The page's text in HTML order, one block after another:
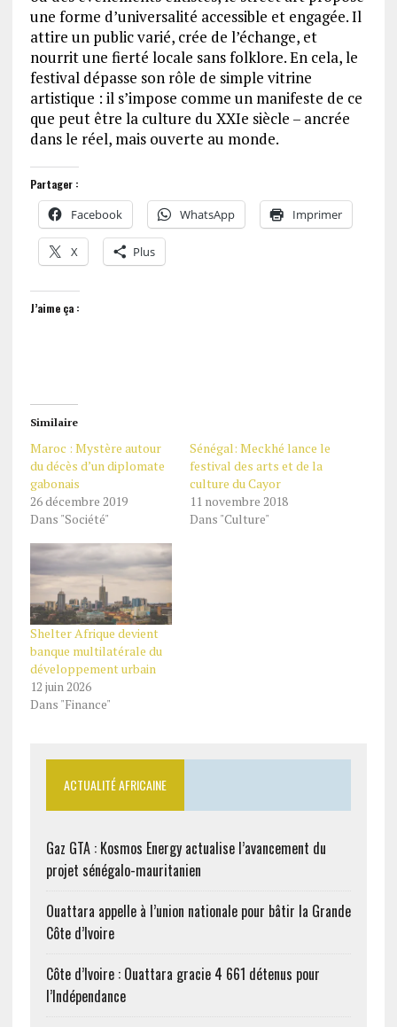
une forme d’universalité accessible et engagée. Il
attire un public varié, crée de l’échange, et
nourrit une fierté locale sans folklore. En cela, le
festival dépasse son rôle de simple vitrine
artistique : il s’impose comme un manifeste de ce
que peut être la culture du XXIe siècle – ancrée
dans le réel, mais ouverte au monde.
Partager :
Facebook WhatsApp Imprimer
X Plus
J’aime ça :
Similaire
Maroc : Mystère autour
du décès d’un diplomate
gabonais
26 décembre 2019
Dans "Société"
Sénégal: Meckhé lance le
festival des arts et de la
culture du Cayor
11 novembre 2018
Dans "Culture"
Shelter Afrique devient
banque multilatérale du
développement urbain
12 juin 2026
Dans "Finance"
ACTUALITÉ AFRICAINE
Gaz GTA : Kosmos Energy actualise l’avancement du
projet sénégalo-mauritanien
Ouattara appelle à l’union nationale pour bâtir la Grande
Côte d’Ivoire
Côte d’Ivoire : Ouattara gracie 4 661 détenus pour
l’Indépendance